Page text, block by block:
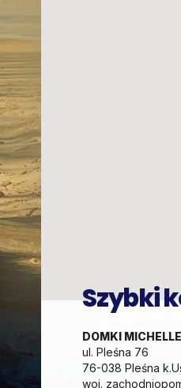
Szybki
DOMKI MICHELLE
ul. Pleśna 76
76-038 Pleśna
woj.